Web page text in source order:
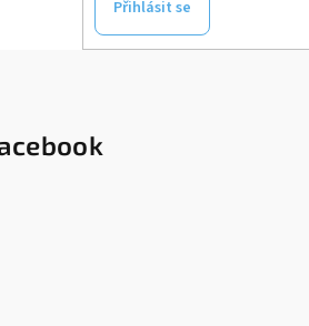
Přihlásit se